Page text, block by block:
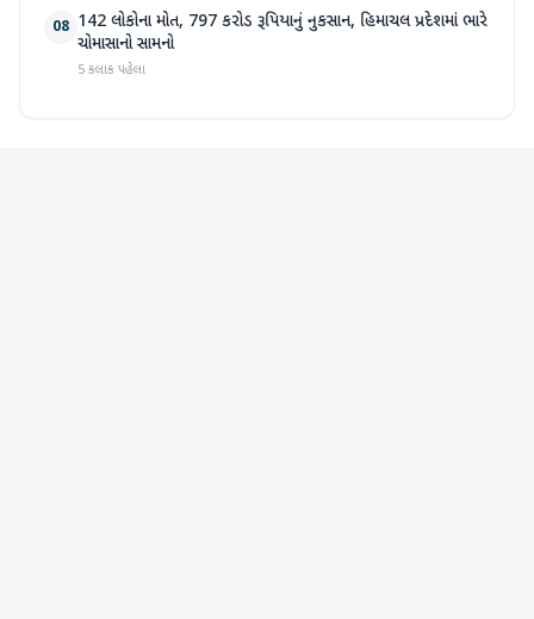
08 142 લોકોના મોત, 797 કરોડ રૂપિયાનું નુકસાન, હિમાચલ પ્રદેશમાં ભારે
ચોમાસાનો સામનો
5 કલાક પહેલા